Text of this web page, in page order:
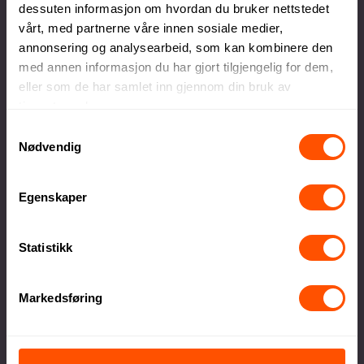
dessuten informasjon om hvordan du bruker nettstedet
vårt, med partnerne våre innen sosiale medier,
annonsering og analysearbeid, som kan kombinere den
med annen informasjon du har gjort tilgjengelig for dem,
eller som de har samlet inn gjennom din bruk av
Nødvendig
Egenskaper
Statistikk
Markedsføring
levering
Stort utvalg kvalitetsprodukter
Utvalgte lagerførte produkter tilgjengelige